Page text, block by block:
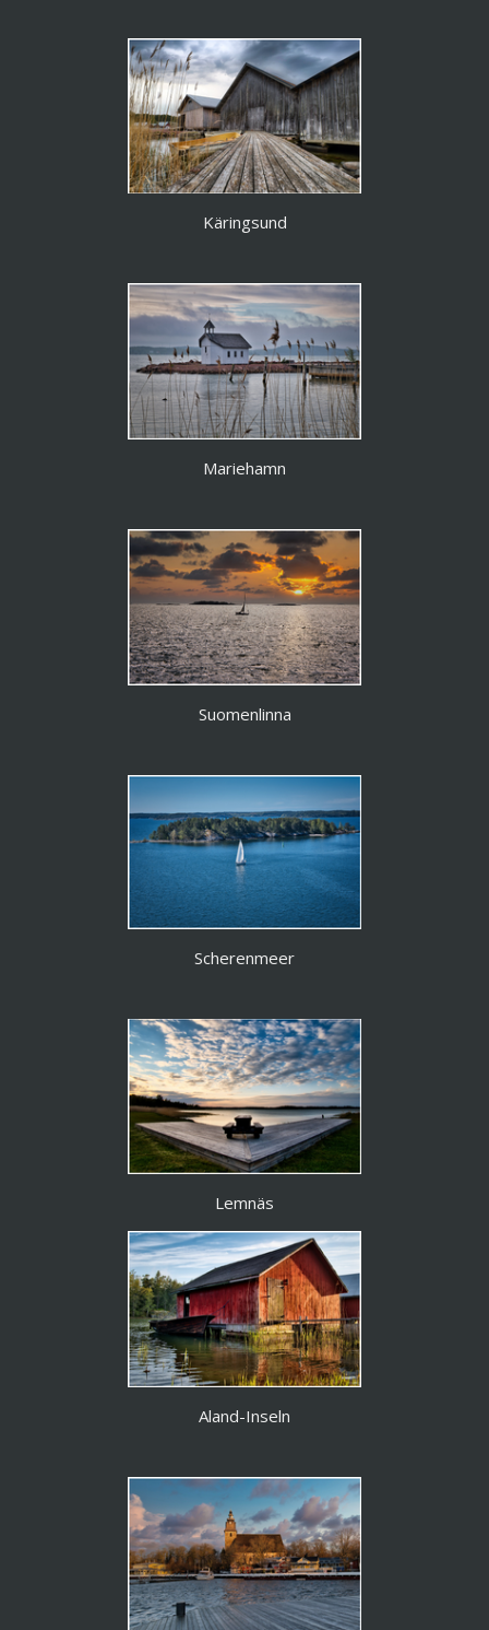
Käringsund
Mariehamn
Suomenlinna
Scherenmeer
Lemnäs
Aland-Inseln